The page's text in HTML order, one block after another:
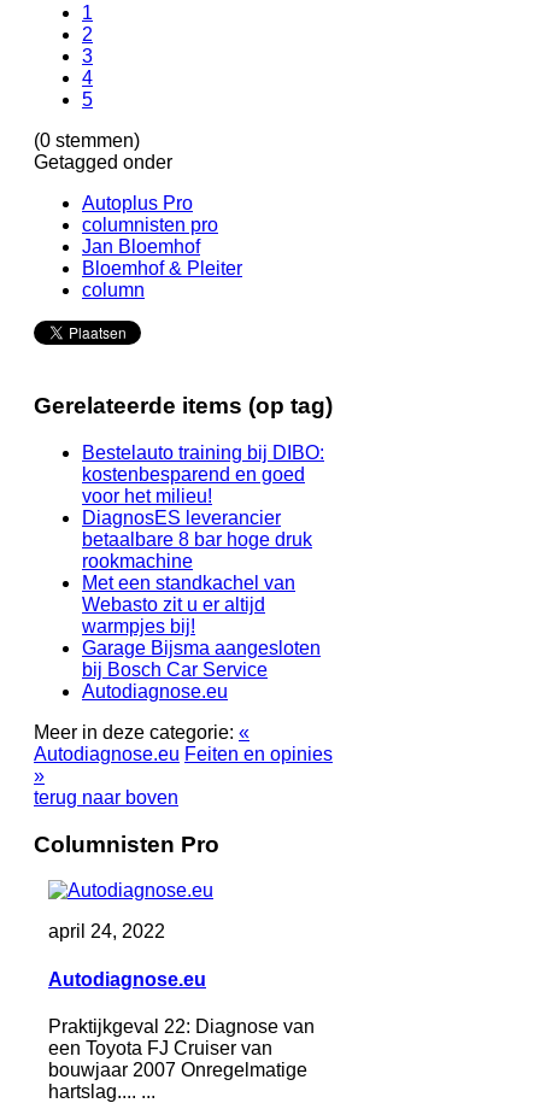
1
2
3
4
5
(0 stemmen)
Getagged onder
Autoplus Pro
columnisten pro
Jan Bloemhof
Bloemhof & Pleiter
column
Gerelateerde items (op tag)
Bestelauto training bij DIBO:
kostenbesparend en goed
voor het milieu!
DiagnosES leverancier
betaalbare 8 bar hoge druk
rookmachine
Met een standkachel van
Webasto zit u er altijd
warmpjes bij!
Garage Bijsma aangesloten
bij Bosch Car Service
Autodiagnose.eu
Meer in deze categorie: «
Autodiagnose.eu Feiten en opinies
»
terug naar boven
Columnisten Pro
april 24, 2022
Autodiagnose.eu
Praktijkgeval 22: Diagnose van
een Toyota FJ Cruiser van
bouwjaar 2007 Onregelmatige
hartslag.... ...